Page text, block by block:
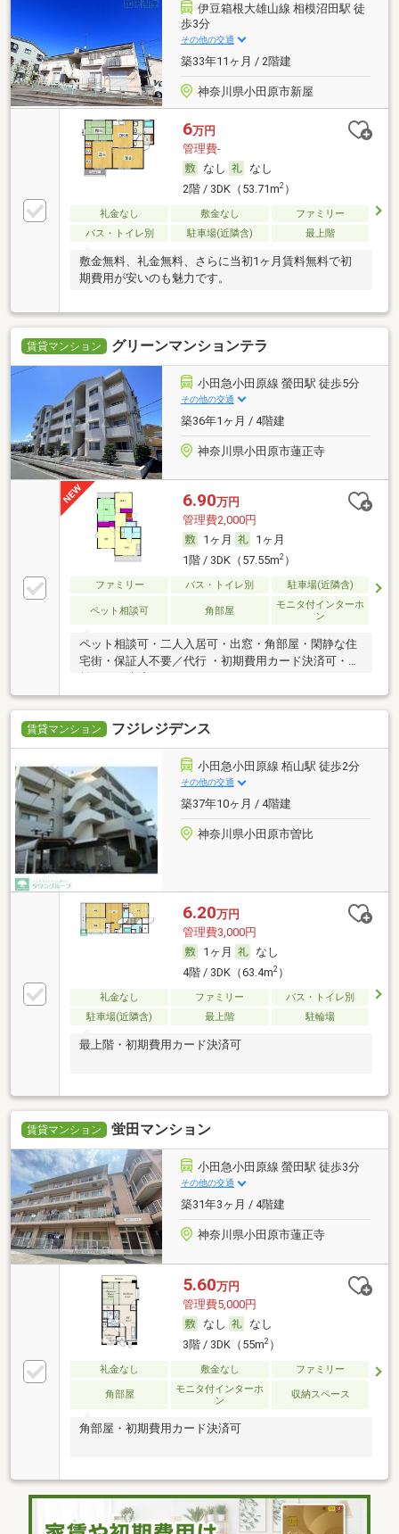
伊豆箱根大雄山線 相模沼田駅 徒
歩3分
その他の交通
築33年11ヶ月 / 2階建
神奈川県小田原市新屋
6万円
管理費-
なし
なし
2階 / 3DK（53.71m2）
礼金なし 敷金なし
ファミリー
バス・トイレ別
駐車場(近隣含) 最上階
敷金無料、礼金無料、さらに当初1ヶ月賃料無料で初
期費用が安いのも魅力です。
賃貸マンション グリーンマンションテラ
小田急小田原線 螢田駅 徒歩5分
その他の交通
築36年1ヶ月 / 4階建
神奈川県小田原市蓮正寺
6.90万円
管理費2,000円
1ヶ月
1ヶ月
1階 / 3DK（57.55m2）
ファミリー バス・トイレ別 駐車場(近隣含)
ペット相談可 角部屋
モニタ付インターホ
ン
ペット相談可・二人入居可・出窓・角部屋・閑静な住
宅街・保証人不要／代行 ・初期費用カード決済可・家
賃貸マンション フジレジデンス
小田急小田原線 栢山駅 徒歩2分
その他の交通
築37年10ヶ月 / 4階建
神奈川県小田原市曽比
6.20万円
管理費3,000円
1ヶ月
なし
4階 / 3DK（63.4m2）
礼金なし ファミリー
バス・トイレ別
駐車場(近隣含)
最上階 駐輪場
最上階・初期費用カード決済可
賃貸マンション 蛍田マンション
小田急小田原線 螢田駅 徒歩3分
その他の交通
築31年3ヶ月 / 4階建
神奈川県小田原市蓮正寺
5.60万円
管理費5,000円
なし
なし
3階 / 3DK（55m2）
礼金なし 敷金なし ファミリー
角部屋
モニタ付インターホ
ン
収納スペース
角部屋・初期費用カード決済可